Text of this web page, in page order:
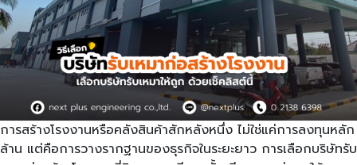
การสร้างโรงงานหรือคลังสินค้าสักหลังหนึ่ง ไม่ใช่แค่การลงทุนหลัก
ล้าน แต่คือการวางรากฐานของธุรกิจในระยะยาว การเลือกบริษัทรับ